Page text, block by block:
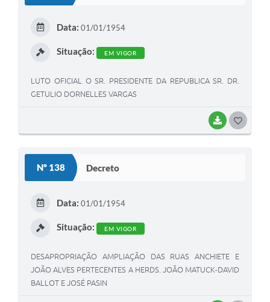
BAIXAR
Data: 01/01/1954
Situação: EM VIGOR
LUTO OFICIAL O SR. PRESIDENTE DA REPUBLICA SR. DR.
GETULIO DORNELLES VARGAS
Nº 138 Decreto
Data: 01/01/1954
Situação: EM VIGOR
DESAPROPRIAÇÃO AMPLIAÇÃO DAS RUAS ANCHIETE E
JOÃO ALVES PERTECENTES A HERDS. JOÃO MATUCK-DAVID
BALLOT E JOSÉ PASIN